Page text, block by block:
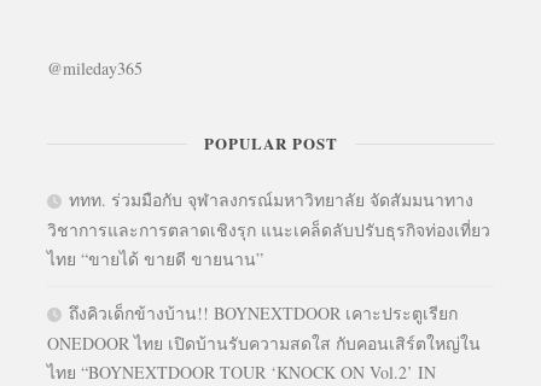
@mileday365
POPULAR POST
ททท. ร่วมมือกับ จุฬาลงกรณ์มหาวิทยาลัย จัดสัมมนาทาง
วิชาการและการตลาดเชิงรุก แนะเคล็ดลับปรับธุรกิจท่องเที่ยว
ไทย “ขายได้ ขายดี ขายนาน”
ถึงคิวเด็กข้างบ้าน!! BOYNEXTDOOR เคาะประตูเรียก
ONEDOOR ไทย เปิดบ้านรับความสดใส กับคอนเสิร์ตใหญ่ใน
ไทย “BOYNEXTDOOR TOUR ‘KNOCK ON Vol.2’ IN